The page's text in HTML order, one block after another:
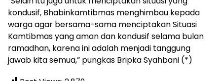
kondusif, Bhabinkamtibmas menghimbau kepada
warga agar bersama-sama menciptakan Situasi
Kamtibmas yang aman dan kondusif selama bulan
ramadhan, karena ini adalah menjadi tanggung
jawab kita semua,” pungkas Bripka Syahbani (*)